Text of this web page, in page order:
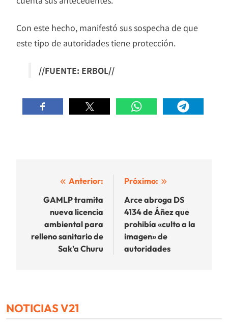
Con este hecho, manifestó sus sospecha de que
este tipo de autoridades tiene protección.
//FUENTE: ERBOL//
Navegación
entradas
Anterior:
GAMLP tramita
nueva licencia
ambiental para
relleno sanitario de
Sak’a Churu
Próximo:
Arce abroga DS
4134 de Áñez que
prohibía «culto a la
imagen» de
autoridades
NOTICIAS V21